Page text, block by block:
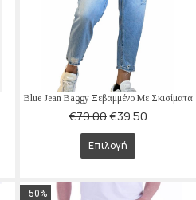
Blue Jean Baggy Ξεβαμμένο Με Σκισίματα
€79.00€39.50
Επιλογή
- 50%